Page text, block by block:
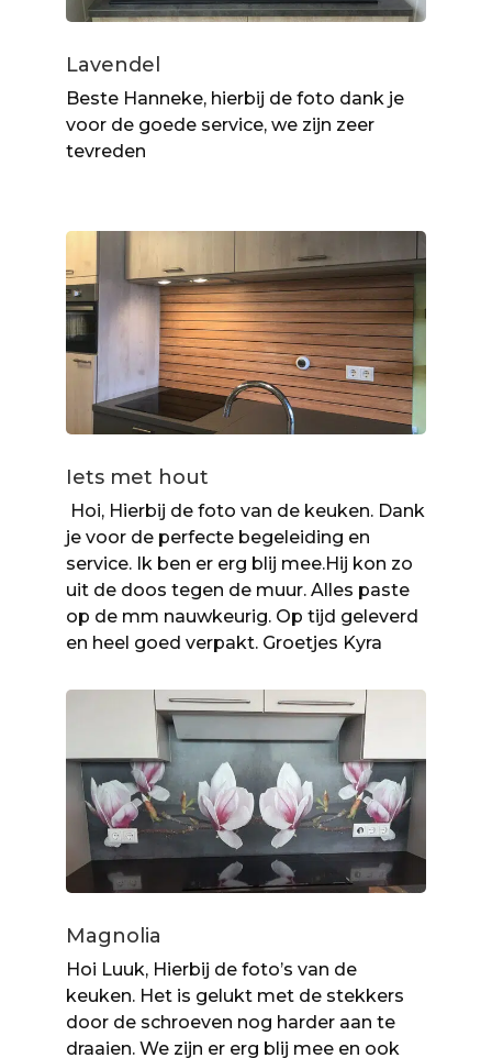
Lavendel
Beste Hanneke, hierbij de foto dank je
voor de goede service, we zijn zeer
tevreden
Iets met hout
Hoi, Hierbij de foto van de keuken. Dank
je voor de perfecte begeleiding en
service. Ik ben er erg blij mee.Hij kon zo
uit de doos tegen de muur. Alles paste
op de mm nauwkeurig. Op tijd geleverd
en heel goed verpakt. Groetjes Kyra
Magnolia
Hoi Luuk, Hierbij de foto’s van de
keuken. Het is gelukt met de stekkers
door de schroeven nog harder aan te
draaien. We zijn er erg blij mee en ook